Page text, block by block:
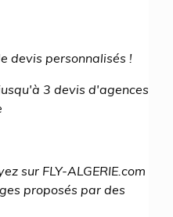
devis personnalisés !
3 devis d'agences
sur FLY-ALGERIE.com
proposés par des